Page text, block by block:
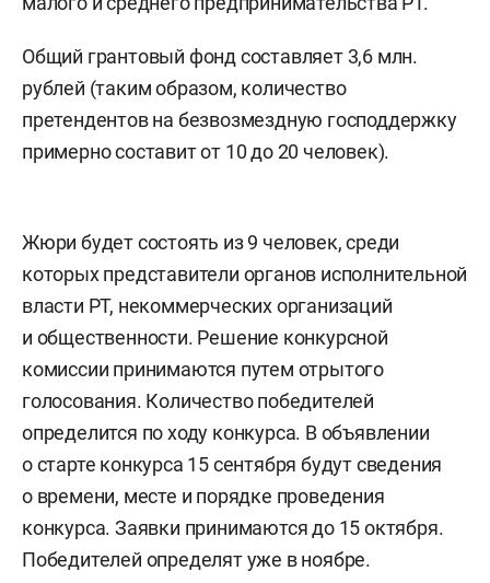
Общий грантовый фонд составляет 3,6 млн.
рублей (таким образом, количество
претендентов на безвозмездную господдержку
примерно составит от 10 до 20 человек).
Жюри будет состоять из 9 человек, среди
которых представители органов исполнительной
власти РТ, некоммерческих организаций
и общественности. Решение конкурсной
комиссии принимаются путем отрытого
голосования. Количество победителей
определится по ходу конкурса. В объявлении
о старте конкурса 15 сентября будут сведения
о времени, месте и порядке проведения
конкурса. Заявки принимаются до 15 октября.
Победителей определят уже в ноябре.